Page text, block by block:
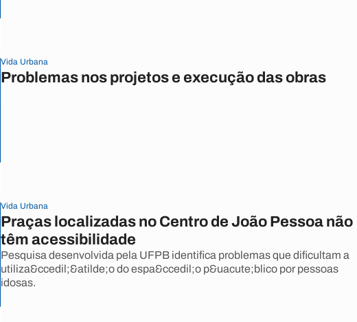
Vida Urbana
Problemas nos projetos e execução das obras
Vida Urbana
Praças localizadas no Centro de João Pessoa não
têm acessibilidade
Pesquisa desenvolvida pela UFPB identifica problemas que dificultam a
utiliza&ccedil;&atilde;o do espa&ccedil;o p&uacute;blico por pessoas
idosas.